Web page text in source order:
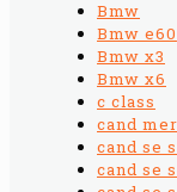
Bmw
Bmw e60
Bmw x3
Bmw x6
c class
cand
cand se
cand se